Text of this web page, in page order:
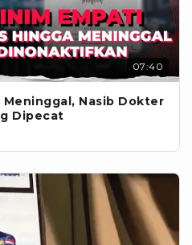
07:40
Meninggal, Nasib Dokter
Dipecat